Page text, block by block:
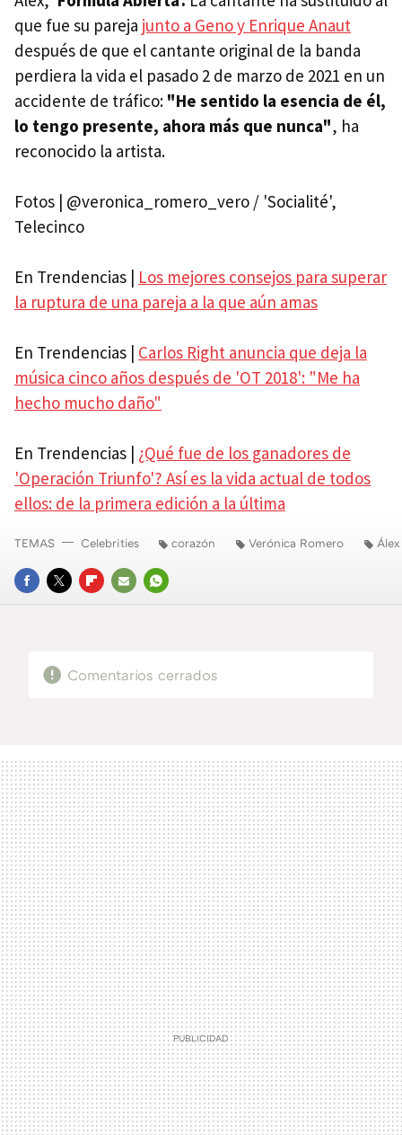
que fue su pareja junto a Geno y Enrique Anaut
después de que el cantante original de la banda
perdiera la vida el pasado 2 de marzo de 2021 en un
accidente de tráfico: "He sentido la esencia de él,
lo tengo presente, ahora más que nunca", ha
reconocido la artista.
Fotos | @veronica_romero_vero / 'Socialité',
Telecinco
En Trendencias | Los mejores consejos para superar
la ruptura de una pareja a la que aún amas
En Trendencias | Carlos Right anuncia que deja la
música cinco años después de 'OT 2018': "Me ha
hecho mucho daño"
En Trendencias | ¿Qué fue de los ganadores de
'Operación Triunfo'? Así es la vida actual de todos
ellos: de la primera edición a la última
FACEBOOK
TWITTERFLIPBOARD
E-
WHATSAPP
TEMAS Celebrities corazón Verónica Romero
Comentarios cerrados